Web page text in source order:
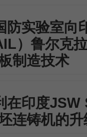
防实验室向
）鲁尔克
制造技术
在印度JSW
连铸机的升